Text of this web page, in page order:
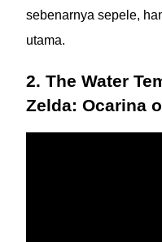
sebenarnya sepele,
utama.
2. The Water
Zelda: Ocarina